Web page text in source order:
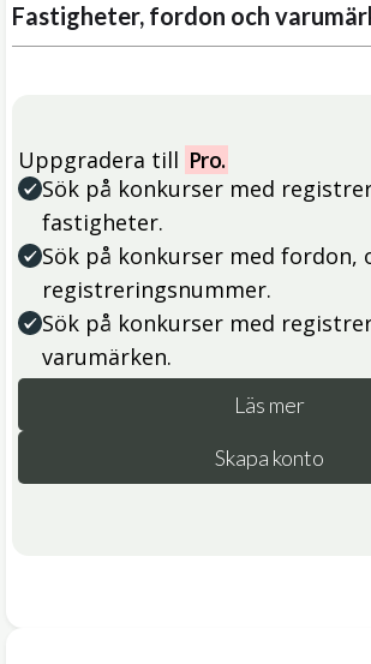
Fastigheter, fordon och
Uppgradera till Pro.
Sök på konkurser med
fastigheter.
Sök på konkurser med fordon,
registreringsnummer.
Sök på konkurser med
varumärken.
Läs mer
Skapa konto